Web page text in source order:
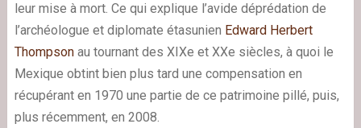
leur mise à mort. Ce qui explique l’avide déprédation de
l’archéologue et diplomate étasunien Edward Herbert
Thompsonau tournant des XIXe et XXe siècles, à quoi le
Mexique obtint bien plus tard une compensation en
récupérant en 1970 une partie de ce patrimoine pillé, puis,
plus récemment, en 2008.